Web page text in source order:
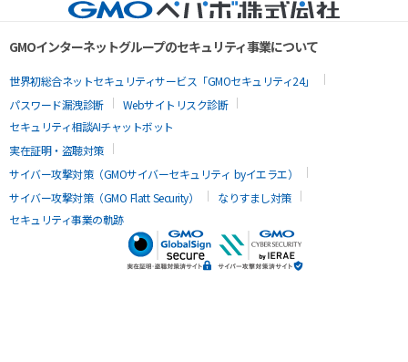
AIで最適なアプリを探す
GMOインターネットグループのセキュリティ事業について
世界初総合ネットセキュリティサービス「GMOセキュリティ24」
パスワード漏洩診断
Webサイトリスク診断
セキュリティ相談AIチャットボット
実在証明・盗聴対策
サイバー攻撃対策（GMOサイバーセキュリティ byイエラエ）
サイバー攻撃対策（GMO Flatt Security）
なりすまし対策
セキュリティ事業の軌跡